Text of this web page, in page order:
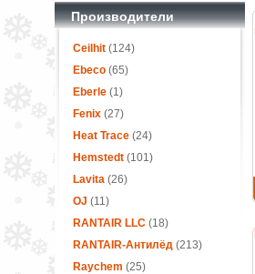
Производители
Ceilhit(124)
Ebeco(65)
Eberle(1)
Fenix(27)
Heat Trace(24)
Hemstedt(101)
Lavita(26)
OJ (11)
RANTAIR LLC(18)
RANTAIR-Антилёд(213)
Raychem (25)